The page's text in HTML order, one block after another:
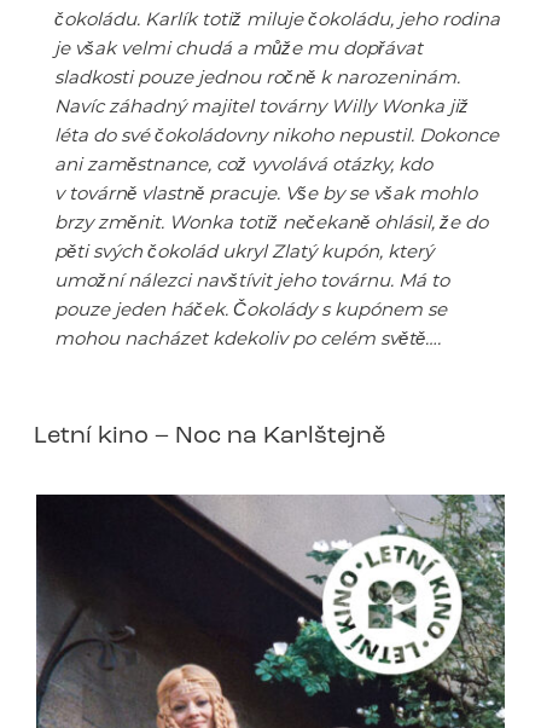
čokoládu. Karlík totiž miluje čokoládu, jeho rodina
je však velmi chudá a může mu dopřávat
sladkosti pouze jednou ročně k narozeninám.
Navíc záhadný majitel továrny Willy Wonka již
léta do své čokoládovny nikoho nepustil. Dokonce
ani zaměstnance, což vyvolává otázky, kdo
v továrně vlastně pracuje. Vše by se však mohlo
brzy změnit. Wonka totiž nečekaně ohlásil, že do
pěti svých čokolád ukryl Zlatý kupón, který
umožní nálezci navštívit jeho továrnu. Má to
pouze jeden háček. Čokolády s kupónem se
mohou nacházet kdekoliv po celém světě….
Letní kino – Noc na Karlštejně